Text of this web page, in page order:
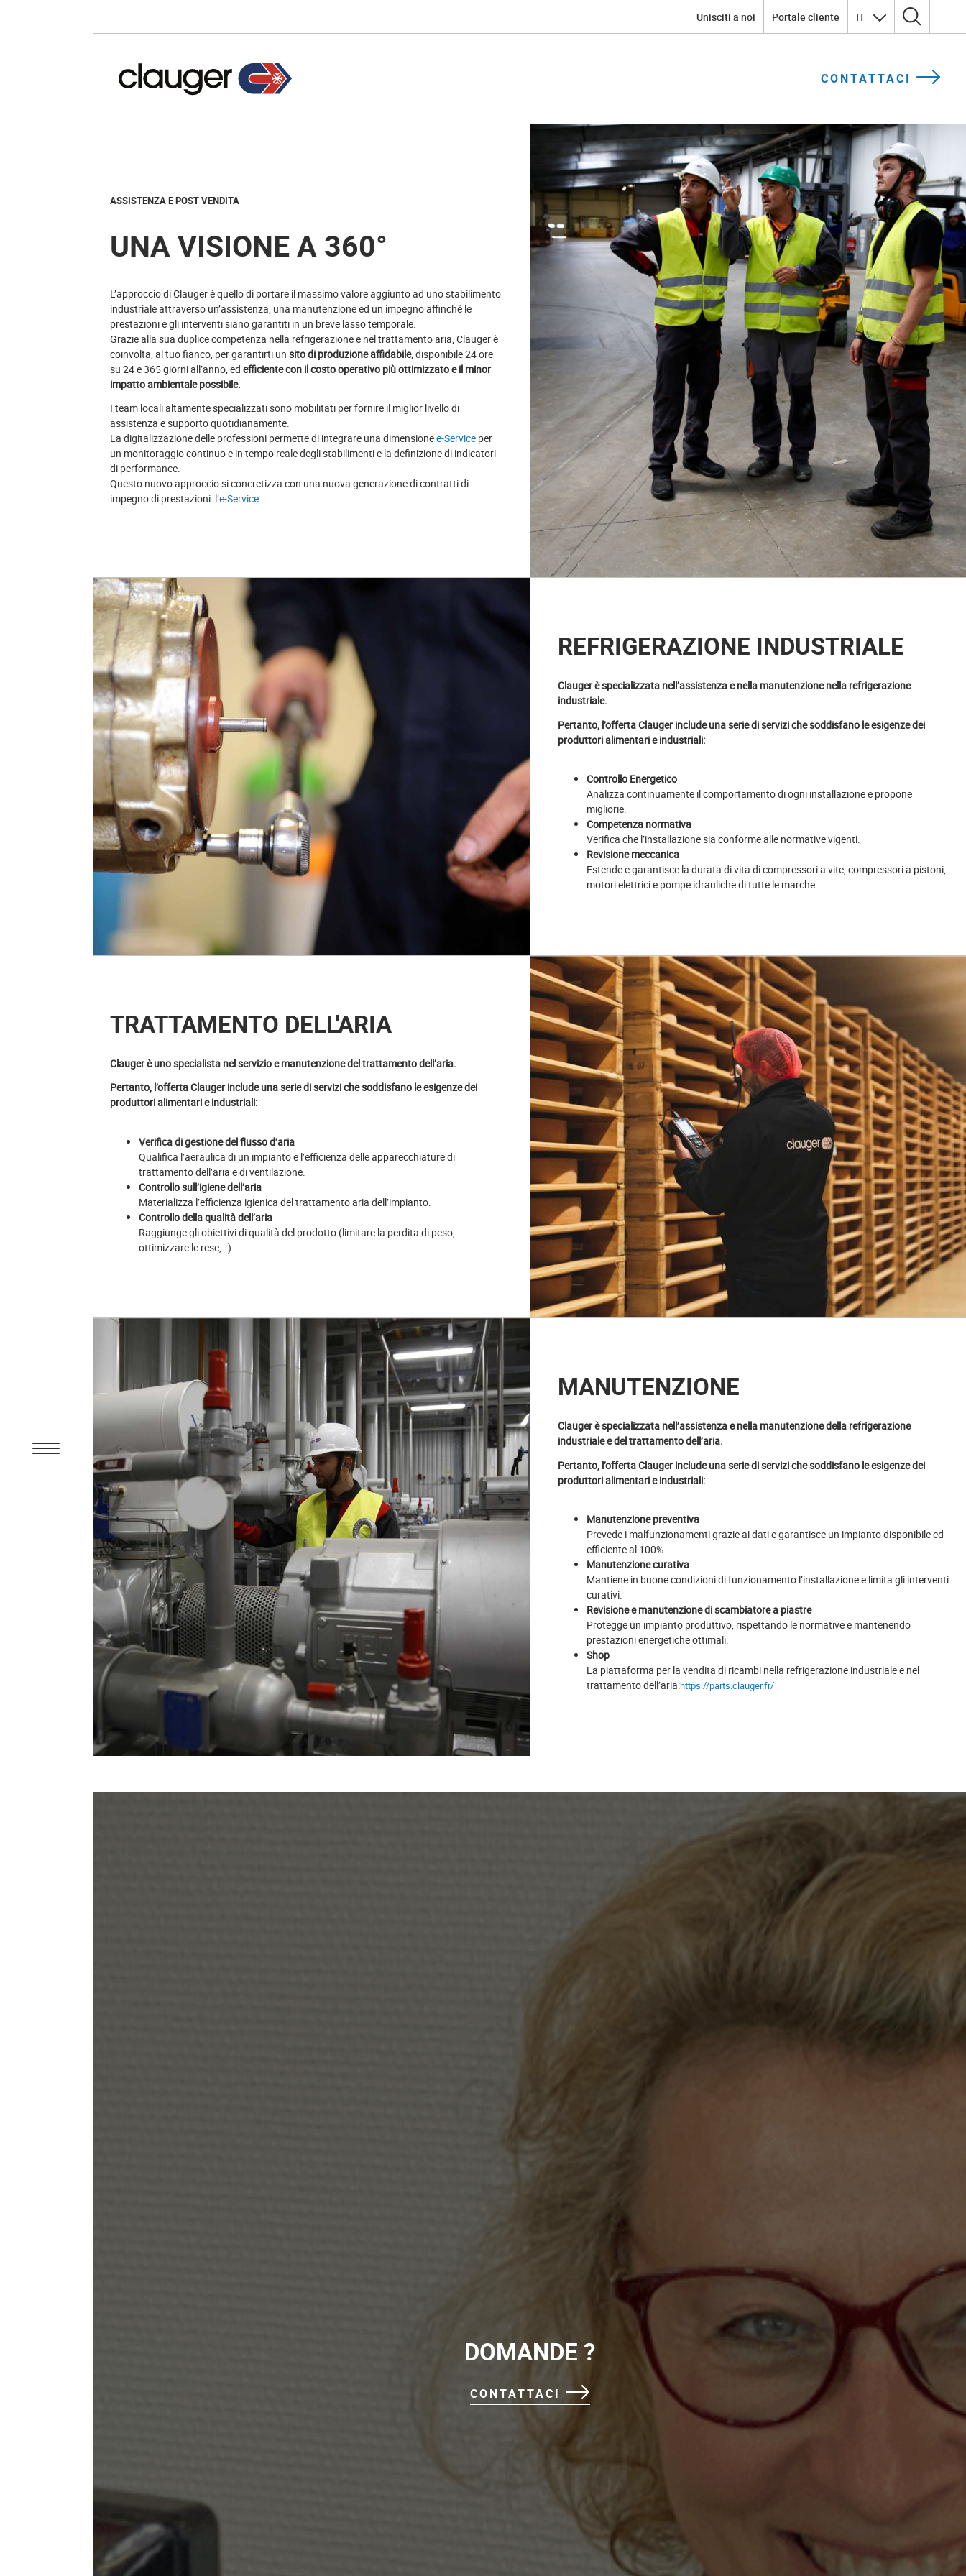
Unisciti a noi Portale cliente IT Ricerca per:
CONTATTACI
ASSISTENZA E POST VENDITA
UNA VISIONE A 360°
L’approccio di Clauger è quello di portare il massimo valore aggiunto ad uno stabilimento
industriale attraverso un’assistenza, una manutenzione ed un impegno affinché le
prestazioni e gli interventi siano garantiti in un breve lasso temporale.
Grazie alla sua duplice competenza nella refrigerazione e nel trattamento aria, Clauger è
coinvolta, al tuo fianco, per garantirti un sito di produzione affidabile, disponibile 24 ore
su 24 e 365 giorni all’anno, ed efficiente con il costo operativo più ottimizzato e il minor
impatto ambientale possibile.
I team locali altamente specializzati sono mobilitati per fornire il miglior livello di
assistenza e supporto quotidianamente.
La digitalizzazione delle professioni permette di integrare una dimensionee-Serviceper
un monitoraggio continuo e in tempo reale degli stabilimenti e la definizione di indicatori
di performance.
Questo nuovo approccio si concretizza con una nuova generazione di contratti di
impegno di prestazioni: l’e-Service.
REFRIGERAZIONE INDUSTRIALE
Clauger è specializzata nell’assistenza e nella manutenzione nella refrigerazione
industriale.
Pertanto, l’offerta Clauger include una serie di servizi che soddisfano le esigenze dei
produttori alimentari e industriali:
Controllo Energetico
Analizza continuamente il comportamento di ogni installazione e propone
migliorie.
Competenza normativa
Verifica che l’installazione sia conforme alle normative vigenti.
Revisione meccanica
Estende e garantisce la durata di vita di compressori a vite, compressori a pistoni,
motori elettrici e pompe idrauliche di tutte le marche.
TRATTAMENTO DELL'ARIA
Clauger è uno specialista nel servizio e manutenzione del trattamento dell’aria.
Pertanto, l’offerta Clauger include una serie di servizi che soddisfano le esigenze dei
produttori alimentari eindustriali:
Verifica di gestione del flusso d’aria
Qualifica l’aeraulica di un impianto e l’efficienza delle apparecchiature di
trattamento dell’aria e di ventilazione.
Controllo sull’igiene dell’aria
Materializza l’efficienza igienica del trattamento aria dell’impianto.
Controllo della qualità dell’aria
Raggiunge gli obiettivi di qualità del prodotto (limitare la perdita di peso,
ottimizzare le rese,…).
MANUTENZIONE
Clauger è specializzata nell’assistenza e nella manutenzione della refrigerazione
industriale e del trattamento dell’aria.
Pertanto, l’offerta Clauger include una serie di servizi che soddisfano le esigenze dei
produttori alimentari eindustriali:
Manutenzione preventiva
Prevede i malfunzionamenti grazie ai dati e garantisce un impianto disponibile ed
efficiente al 100%.
Manutenzione curativa
Mantiene in buone condizioni di funzionamento l’installazione e limita gli interventi
curativi.
Revisione e manutenzione di scambiatore a piastre
Protegge un impianto produttivo, rispettando le normative e mantenendo
prestazioni energetiche ottimali.
Shop
La piattaforma per la vendita di ricambi nella refrigerazione industriale e nel
trattamento dell’aria:https://parts.clauger.fr/
DOMANDE ?
CONTATTACI